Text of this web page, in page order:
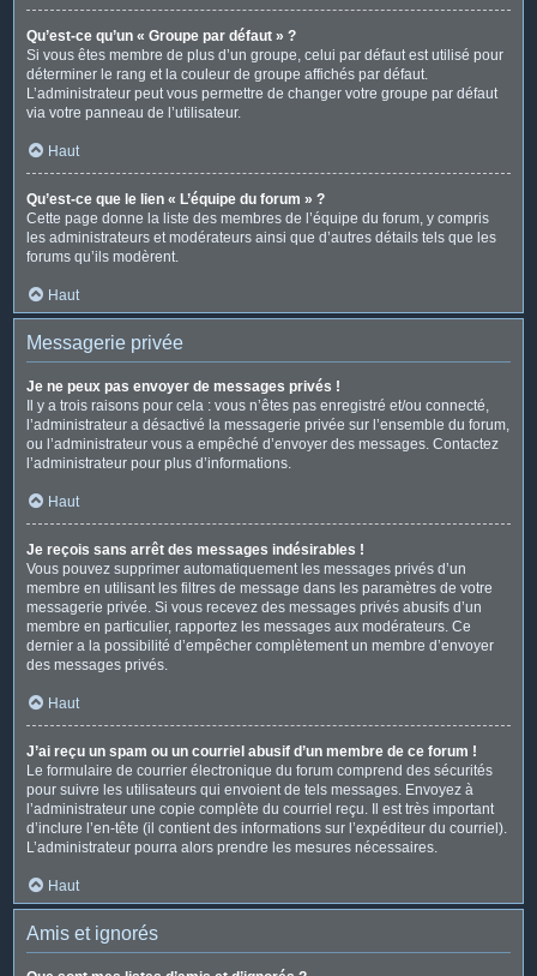
Qu’est-ce qu’un « Groupe par défaut » ?
Si vous êtes membre de plus d’un groupe, celui par défaut est utilisé pour
déterminer le rang et la couleur de groupe affichés par défaut.
L’administrateur peut vous permettre de changer votre groupe par défaut
via votre panneau de l’utilisateur.
Haut
Qu’est-ce que le lien « L’équipe du forum » ?
Cette page donne la liste des membres de l’équipe du forum, y compris
les administrateurs et modérateurs ainsi que d’autres détails tels que les
forums qu’ils modèrent.
Haut
Messagerie privée
Je ne peux pas envoyer de messages privés !
Il y a trois raisons pour cela : vous n’êtes pas enregistré et/ou connecté,
l’administrateur a désactivé la messagerie privée sur l’ensemble du forum,
ou l’administrateur vous a empêché d’envoyer des messages. Contactez
l’administrateur pour plus d’informations.
Haut
Je reçois sans arrêt des messages indésirables !
Vous pouvez supprimer automatiquement les messages privés d’un
membre en utilisant les filtres de message dans les paramètres de votre
messagerie privée. Si vous recevez des messages privés abusifs d’un
membre en particulier, rapportez les messages aux modérateurs. Ce
dernier a la possibilité d’empêcher complètement un membre d’envoyer
des messages privés.
Haut
J’ai reçu un spam ou un courriel abusif d’un membre de ce forum !
Le formulaire de courrier électronique du forum comprend des sécurités
pour suivre les utilisateurs qui envoient de tels messages. Envoyez à
l’administrateur une copie complète du courriel reçu. Il est très important
d’inclure l’en-tête (il contient des informations sur l’expéditeur du courriel).
L’administrateur pourra alors prendre les mesures nécessaires.
Haut
Amis et ignorés